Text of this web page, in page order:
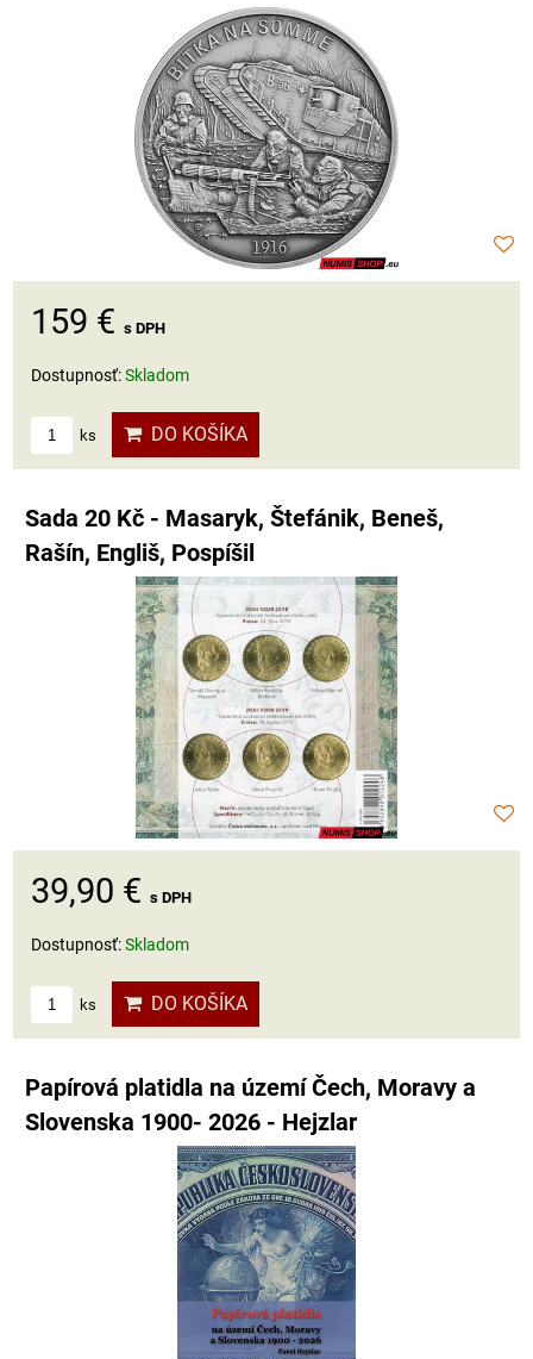
159 € s DPH
Dostupnosť:Skladom
ks DO KOŠÍKA
Sada 20 Kč - Masaryk, Štefánik, Beneš,
Rašín, Engliš, Pospíšil
39,90 € s DPH
Dostupnosť:Skladom
ks DO KOŠÍKA
Papírová platidla na území Čech, Moravy a
Slovenska 1900- 2026 - Hejzlar